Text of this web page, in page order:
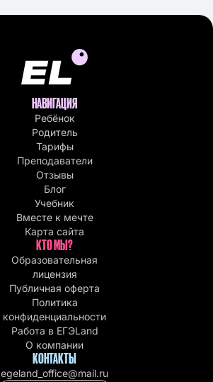
НАВИГАЦИЯ
Ребёнок
Родитель
Тарифы
Преподаватели
Отзывы
Блог
Учебник
Вместе к мечте
Карта сайта
КТО МЫ?
Образовательная
лицензия
Публичная оферта
Политика
конфиденциальности
Работа в EГЭLand
О компании
КОНТАКТЫ
egeland_office@mail.ru